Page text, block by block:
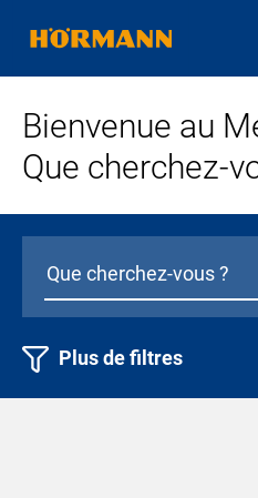
Bienvenue au
Que cherchez-
Plus de filtres